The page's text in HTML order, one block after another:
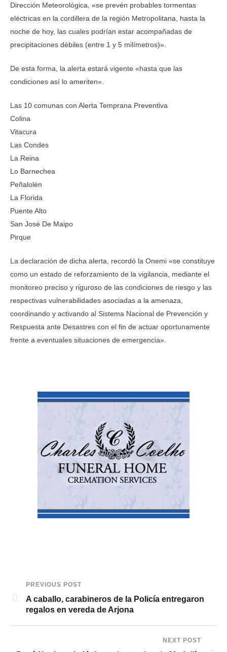
Dirección Meteorológica, «se prevén probables tormentas
eléctricas en la cordillera de la región Metropolitana, hasta la
noche de hoy, las cuales podrían estar acompañadas de
precipitaciones débiles (entre 1 y 5 milímetros)».
De esta forma, la alerta estará vigente «hasta que las
condiciones así lo ameriten».
Las 10 comunas con Alerta Temprana Preventiva
Colina
Vitacura
Las Condes
La Reina
Lo Barnechea
Peñalolén
La Florida
Puente Alto
San José De Maipo
Pirque
La declaración de dicha alerta, recordó la Onemi «se constituye
como un estado de reforzamiento de la vigilancia, mediante el
monitoreo preciso y riguroso de las condiciones de riesgo y las
respectivas vulnerabilidades asociadas a la amenaza,
coordinando y activando al Sistema Nacional de Prevención y
Respuesta ante Desastres con el fin de actuar oportunamente
frente a eventuales situaciones de emergencia».
PREVIOUS POST
A caballo, carabineros de la Policía entregaron
regalos en vereda de Arjona
NEXT POST